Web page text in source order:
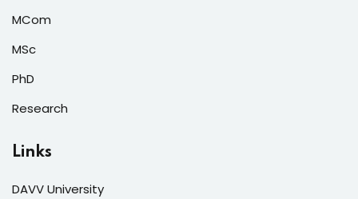
MCom
MSc
PhD
Research
Links
DAVV University